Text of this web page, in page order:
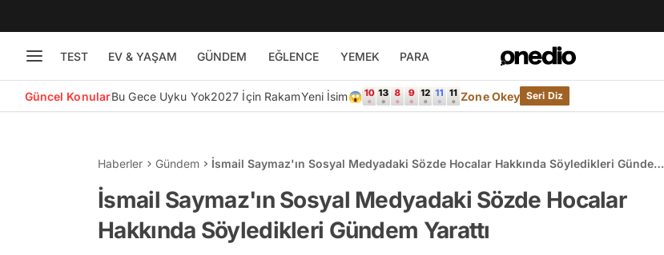
TEST EV & YAŞAM GÜNDEM EĞLENCE YEMEK PARA
Güncel KonularBu Gece Uyku Yok2027 İçin RakamYeni İsim😱 Zone Okey Seri Diz
Haberler Gündem
İsmail Saymaz'ın Sosyal Medyadaki Sözde Hocalar Hakkında Söyledikleri Gündem
İsmail Saymaz'ın Sosyal Medyadaki Sözde Hocalar
Hakkında Söyledikleri Gündem Yarattı